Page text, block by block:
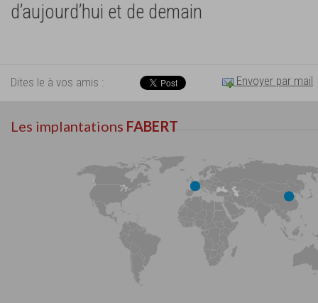
d’aujourd’hui et de demain
Dites le à vos amis : Envoyer par mail
Les implantations FABERT